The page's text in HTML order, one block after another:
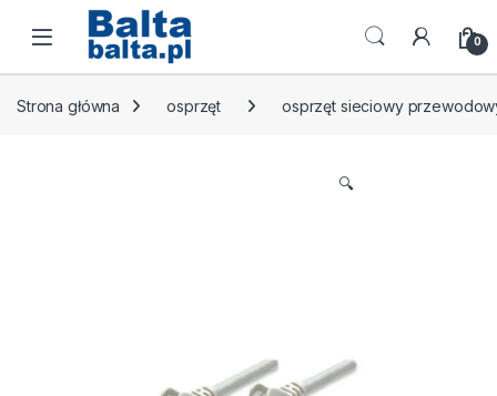
Skip to navigation
Skip to content
Open 0
Strona główna osprzęt osprzęt sieciowy
🔍